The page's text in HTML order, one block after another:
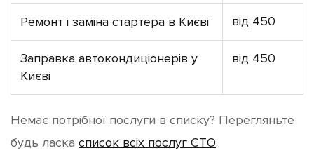
Ремонт і заміна стартера в Києві від 450
Заправка автокондиціонерів у
Києві
від 450
Немає потрібної послуги в списку? Перегляньте
будь ласка список всіх послуг СТО.